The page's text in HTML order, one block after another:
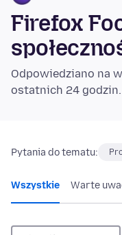
Firefox
Odpowiedziano na
ostatnich 24 godzin.
Pytania do tematu:
Wszystkie Warte